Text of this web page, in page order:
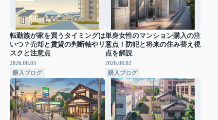
転勤族が家を買うタイミングは
いつ？売却と賃貸の判断軸やリ
スクと注意点
2026.08.03
購入ブログ
単身女性のマンション購入の注
意点！防犯と将来の住み替え視
点を解説
2026.08.02
購入ブログ